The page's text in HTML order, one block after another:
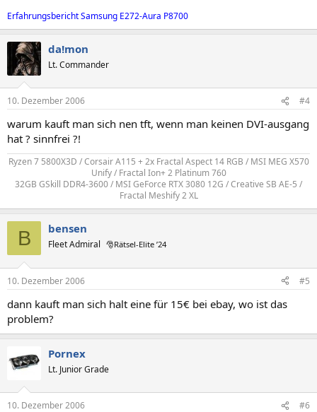
Erfahrungsbericht Samsung E272-Aura P8700
da!mon
Lt. Commander
10. Dezember 2006 #4
warum kauft man sich nen tft, wenn man keinen DVI-ausgang
hat ? sinnfrei ?!
Ryzen 7 5800X3D / Corsair A115 + 2x Fractal Aspect 14 RGB / MSI MEG X570
Unify / Fractal Ion+ 2 Platinum 760
32GB GSkill DDR4-3600 / MSI GeForce RTX 3080 12G / Creative SB AE-5 /
Fractal Meshify 2 XL
B bensen
Fleet Admiral 🎅Rätsel-Elite ’24
10. Dezember 2006 #5
dann kauft man sich halt eine für 15€ bei ebay, wo ist das
problem?
Pornex
Lt. Junior Grade
10. Dezember 2006 #6